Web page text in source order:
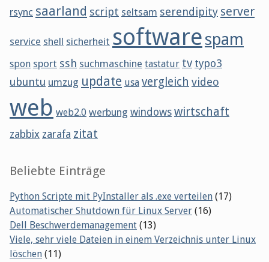
rsync saarland script seltsam serendipity server
service shell sicherheit softwarespam
spon sport ssh suchmaschine tastatur tv typo3
ubuntu umzug update usa vergleich video
web web2.0 werbung windows wirtschaft
zabbix zarafa zitat
Beliebte Einträge
Python Scripte mit PyInstaller als .exe verteilen (17)
Automatischer Shutdown für Linux Server (16)
Dell Beschwerdemanagement (13)
Viele, sehr viele Dateien in einem Verzeichnis unter Linux
löschen (11)